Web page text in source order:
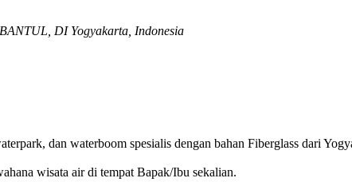
DI Yogyakarta, Indonesia
dan waterboom spesialis dengan bahan Fiberglass dari
wisata air di tempat Bapak/Ibu sekalian.